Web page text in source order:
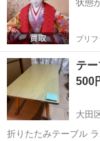
【お仕事内容】 ・ト
状態
プリフ
テ
500
大田
折りたたみテーブル